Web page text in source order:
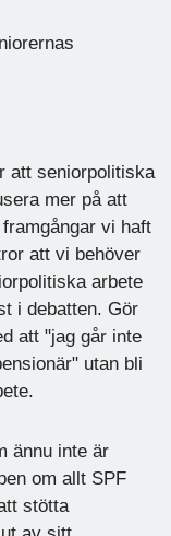
att seniorpolitiska
mer på att
vi haft
att vi behöver
arbete
i debatten. Gör
att "jag går inte
utan bli
ännu inte är
om allt SPF
stötta